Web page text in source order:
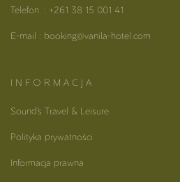
Telefon. : +261 38 15 001 41
E-mail : booking@vanila-hotel.com
I N F O R M A C J A
Sound’s Travel & Leisure
Polityka prywatności
Informacja prawna